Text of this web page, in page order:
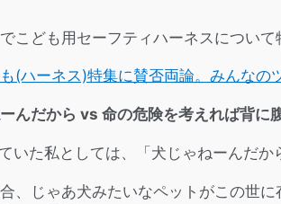
こども用セーフティハーネスについて
(ハーネス)特集に賛否両論。みんなの
んだから vs 命の危険を考えれば背に
いた私としては、「犬じゃねーんだか
、じゃあ犬みたいなペットがこの世